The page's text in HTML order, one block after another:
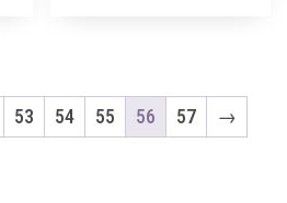
53 54 55 56 57 →